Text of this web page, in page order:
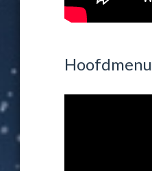
Hoofdmenu